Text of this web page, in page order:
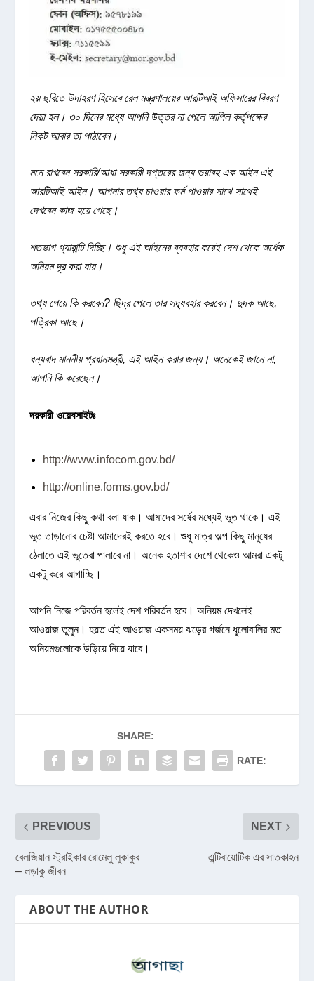
২য় ছবিতে উদাহরণ হিসেবে রেল মন্ত্রণালয়ের আরটিআই অফিসারের বিবরণ
দেয়া হল। ৩০ দিনের মধ্যে আপনি উত্তর না পেলে আপিল কর্তৃপক্ষের
নিকট আবার তা পাঠাবেন।
মনে রাখবেন সরকারি/আধা সরকারী দপ্তরের জন্য ভয়াবহ এক আইন এই
আরটিআই আইন। আপনার তথ্য চাওয়ার ফর্ম পাওয়ার সাথে সাথেই
দেখবেন কাজ হয়ে গেছে।
শতভাগ গ্যারান্টি দিচ্ছি। শুধু এই আইনের ব্যবহার করেই দেশ থেকে অর্ধেক
অনিয়ম দূর করা যায়।
তথ্য পেয়ে কি করবেন? ছিদ্র পেলে তার সদ্ব্যবহার করবেন। দুদক আছে,
পত্রিকা আছে।
ধন্যবাদ মাননীয় প্রধানমন্ত্রী, এই আইন করার জন্য। অনেকেই জানে না,
আপনি কি করেছেন।
দরকারী ওয়েবসাইটঃ
http://www.infocom.gov.bd/
http://online.forms.gov.bd/
এবার নিজের কিছু কথা বলা যাক। আমাদের সর্ষের মধ্যেই ভুত থাকে। এই
ভুত তাড়ানোর চেষ্টা আমাদেরই করতে হবে। শুধু মাত্র অল্প কিছু মানুষের
ঠেলাতে এই ভুতেরা পালাবে না। অনেক হতাশার দেশে থেকেও আমরা একটু
একটু করে আগাচ্ছি।
আপনি নিজে পরিবর্তন হলেই দেশ পরিবর্তন হবে। অনিয়ম দেখলেই
আওয়াজ তুলুন। হয়ত এই আওয়াজ একসময় ঝড়ের গর্জনে ধুলোবালির মত
অনিয়মগুলোকে উড়িয়ে নিয়ে যাবে।
SHARE:
RATE:
PREVIOUS
বেলজিয়ান স্ট্রাইকার রোমেলু লুকাকুর
– লড়াকু জীবন
NEXT
এন্টিবায়োটিক এর সাতকাহন
ABOUT THE AUTHOR